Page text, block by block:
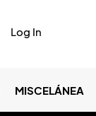
Log In
MISCELÁNEA